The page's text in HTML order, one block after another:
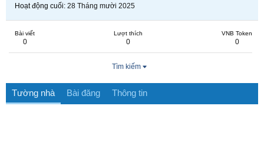
Hoạt động cuối 28 Tháng mười 2025
Bài viết
0
Lượt thích
0
VNB Token
0
Tìm kiếm
Tường nhà Bài đăng Thông tin